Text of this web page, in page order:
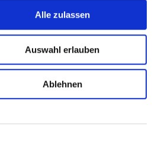
Alle zulassen
Auswahl erlauben
Ablehnen